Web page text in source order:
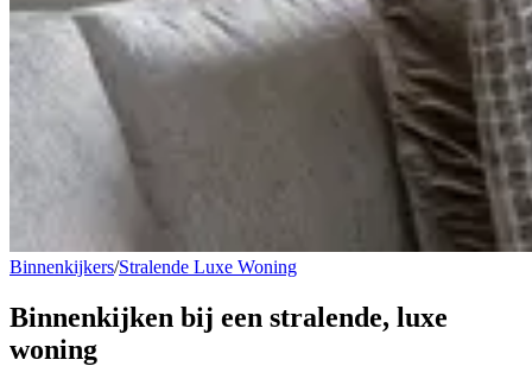
Binnenkijkers/Stralende Luxe Woning
Binnenkijken bij een stralende, luxe
woning